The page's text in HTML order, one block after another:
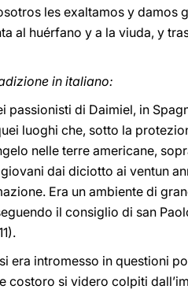
les exaltamos y damos
al huérfano y a la viuda, y
in italiano:
di Daimiel, in
luoghi che, sotto la
nelle terre americane,
dai diciotto ai ventun
Era un ambiente di
il consiglio di san
era intromesso in questioni
costoro si videro colpiti